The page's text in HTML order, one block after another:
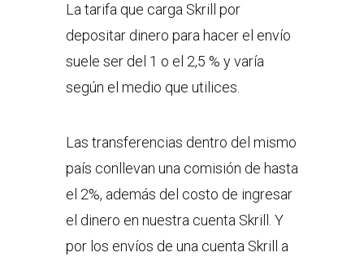
La tarifa que carga Skrill por
depositar dinero para hacer el envío
suele ser del 1 o el 2,5 % y varía
según el medio que utilices.
Las transferencias dentro del mismo
país conllevan una comisión de hasta
el 2%, además del costo de ingresar
el dinero en nuestra cuenta Skrill. Y
por los envíos de una cuenta Skrill a